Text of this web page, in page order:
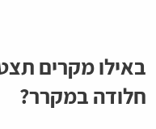
באילו מקרים
חלודה במקרר?